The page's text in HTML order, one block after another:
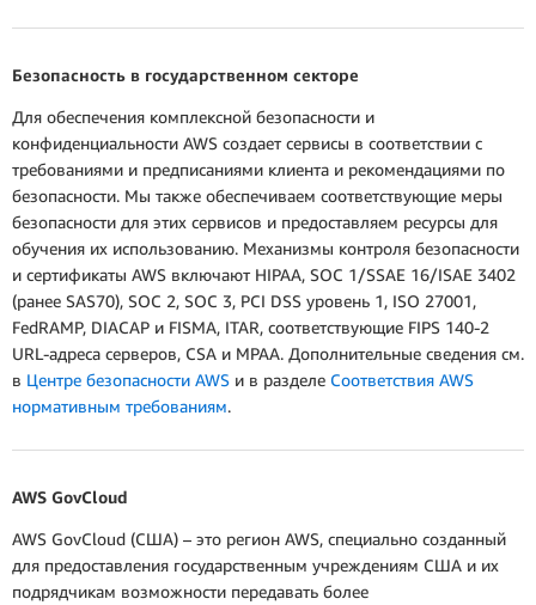
Безопасность в государственном секторе
Для обеспечения комплексной безопасности и
конфиденциальности AWS создает сервисы в соответствии с
требованиями и предписаниями клиента и рекомендациями по
безопасности. Мы также обеспечиваем соответствующие меры
безопасности для этих сервисов и предоставляем ресурсы для
обучения их использованию. Механизмы контроля безопасности
и сертификаты AWS включают HIPAA, SOC 1/SSAE 16/ISAE 3402
(ранее SAS70), SOC 2, SOC 3, PCI DSS уровень 1, ISO 27001,
FedRAMP, DIACAP и FISMA, ITAR, соответствующие FIPS 140-2
URL-адреса серверов, CSA и MPAA. Дополнительные сведения см.
в Центре безопасности AWS и в разделе Соответствия AWS
нормативным требованиям.
AWS GovCloud
AWS GovCloud (США) – это регион AWS, специально созданный
для предоставления государственным учреждениям США и их
подрядчикам возможности передавать более